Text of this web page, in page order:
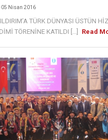
05 Nisan 2016
TÜRK DÜNYASI ÜSTÜN
TÖRENİNE KATILDI [...]
Read